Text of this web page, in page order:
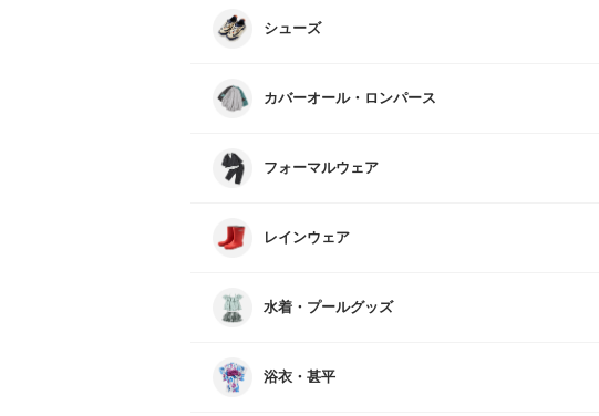
シューズ
カバーオール・ロンパース
フォーマルウェア
レインウェア
水着・プールグッズ
浴衣・甚平